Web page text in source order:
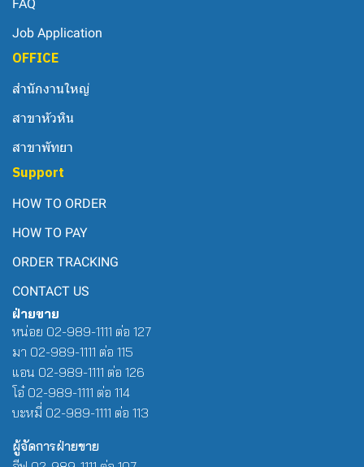
FAQ
Job Application
OFFICE
สำนักงานใหญ่
สาขาหัวหิน
สาขาพัทยา
Support
HOW TO ORDER
HOW TO PAY
ORDER TRACKING
CONTACT US
ฝ่ายขาย
หน่อย 02-989-1111 ต่อ 127
มา 02-989-1111 ต่อ 115
แอน 02-989-1111 ต่อ 126
โอ๋ 02-989-1111 ต่อ 114
บะหมี่ 02-989-1111 ต่อ 113
ผู้จัดการฝ่ายขาย